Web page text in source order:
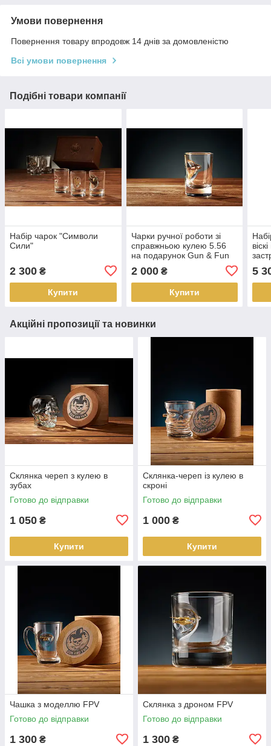
Умови повернення
Повернення товару впродовж 14 днів за домовленістю
Всі умови повернення
Подібні товари компанії
Набір чарок "Символи
Сили"
2 300 ₴
Купити
Чарки ручної роботи зі
справжньою кулею 5.56
на подарунок Gun & Fun
2 000₴
Купити
5
Акційні пропозиції та новинки
Склянка череп з кулею в
зубах
Готово до відправки
1 050 ₴
Купити
Склянка-череп із кулею в
скроні
Готово до відправки
1 000 ₴
Купити
Чашка з моделлю FPV
Готово до відправки
1 300 ₴
Склянка з дроном FPV
Готово до відправки
1 300 ₴